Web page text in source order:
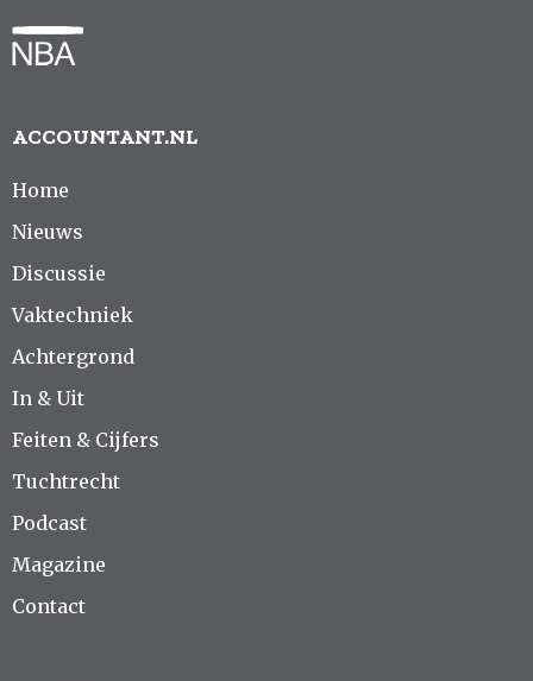
ACCOUNTANT.NL
Home
Nieuws
Discussie
Vaktechniek
Achtergrond
In & Uit
Feiten & Cijfers
Tuchtrecht
Podcast
Magazine
Contact